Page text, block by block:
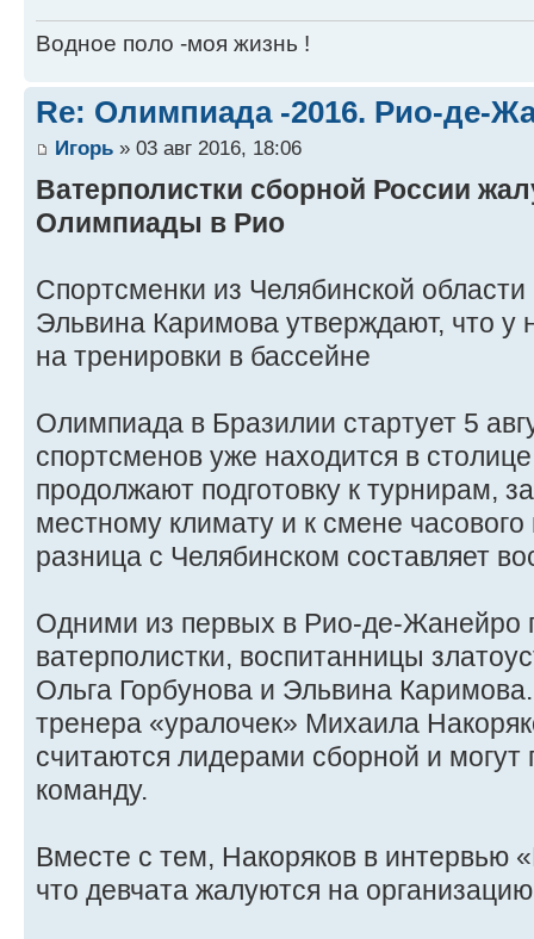
Водное поло -моя жизнь !
Re: Олимпиада -2016. Рио-де-
Игорь » 03 авг 2016, 18:06
Ватерполистки сборной России
Олимпиады в Рио
Спортсменки из Челябинской
Эльвина Каримова утверждают, что у
на тренировки в бассейне
Олимпиада в Бразилии стартует 5
спортсменов уже находится в
продолжают подготовку к турнирам,
местному климату и к смене
разница с Челябинском составляет
Одними из первых в Рио-де-Жанейро
ватерполистки, воспитанницы
Ольга Горбунова и Эльвина
тренера «уралочек» Михаила
считаются лидерами сборной и могут
команду.
Вместе с тем, Накоряков в интервью
что девчата жалуются на